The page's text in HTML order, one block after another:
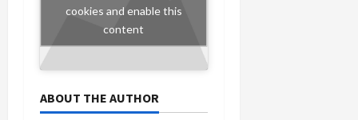
cookies and enable this
content
ABOUT THE AUTHOR